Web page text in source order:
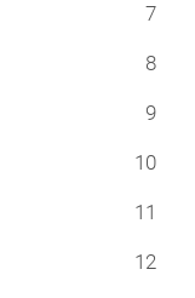
7
8
9
10
11
12